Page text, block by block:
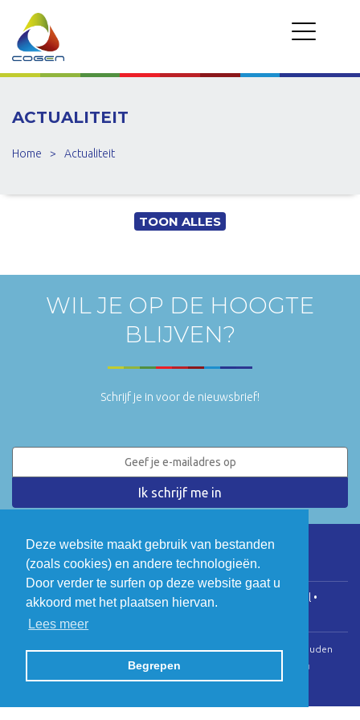
Deze website maakt gebruik van bestanden
(zoals cookies) en andere technologieën.
Door verder te surfen op deze website gaat u
akkoord met het plaatsen hiervan.
Lees meer
Begrepen
ACTUALITEIT
Home > Actualiteit
TOON ALLES
WIL JE OP DE HOOGTE
BLIJVEN?
Schrijf je in voor de nieuwsbrief!
LinkedIn Twitter
COGEN Vlaanderen • Koningsstraat 146, 1000 Brussel •
© Copyright 2026 | Cogen Vlaanderen • Alle rechten voorbehouden
Webdesign door Zenjoy in Leuven
Powered by Nimbu